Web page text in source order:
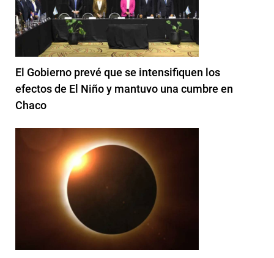
El Gobierno prevé que se intensifiquen los
efectos de El Niño y mantuvo una cumbre en
Chaco